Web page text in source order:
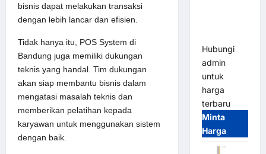
bisnis dapat melakukan transaksi
dengan lebih lancar dan efisien.
Tidak hanya itu, POS System di
Bandung juga memiliki dukungan
teknis yang handal. Tim dukungan
akan siap membantu bisnis dalam
mengatasi masalah teknis dan
memberikan pelatihan kepada
karyawan untuk menggunakan sistem
dengan baik.
Hubungi
admin
untuk
harga
terbaru
Minta
Harga